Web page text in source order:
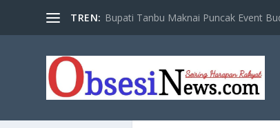
TREN: Bupati Tanbu Maknai Puncak Event